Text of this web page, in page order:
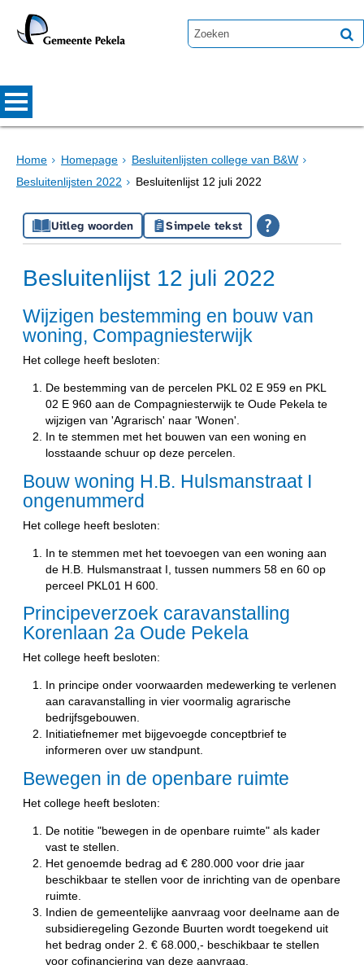
Home Homepage
Besluitenlijsten college van B&W
Besluitenlijsten 2022
Besluitenlijst 12 juli 2022
Uitleg woorden Simpele tekst
Besluitenlijst 12 juli 2022
Wijzigen bestemming en bouw van
woning, Compagniesterwijk
Het college heeft besloten:
De bestemming van de percelen PKL 02 E 959 en PKL
02 E 960 aan de Compagniesterwijk te Oude Pekela te
wijzigen van 'Agrarisch' naar 'Wonen'.
In te stemmen met het bouwen van een woning en
losstaande schuur op deze percelen.
Bouw woning H.B. Hulsmanstraat I
ongenummerd
Het college heeft besloten:
In te stemmen met het toevoegen van een woning aan
de H.B. Hulsmanstraat I, tussen nummers 58 en 60 op
perceel PKL01 H 600.
Principeverzoek caravanstalling
Korenlaan 2a Oude Pekela
Het college heeft besloten:
In principe onder voorwaarden medewerking te verlenen
aan caravanstalling in vier voormalig agrarische
bedrijfsgebouwen.
Initiatiefnemer met bijgevoegde conceptbrief te
informeren over uw standpunt.
Bewegen in de openbare ruimte
Het college heeft besloten:
De notitie "bewegen in de openbare ruimte" als kader
vast te stellen.
Het genoemde bedrag ad € 280.000 voor drie jaar
beschikbaar te stellen voor de inrichting van de openbare
ruimte.
Indien de gemeentelijke aanvraag voor deelname aan de
subsidieregeling Gezonde Buurten wordt toegekend uit
het bedrag onder 2. € 68.000,- beschikbaar te stellen
voor cofinanciering van deze aanvraag.